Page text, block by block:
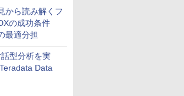
から読み解くフ
の成功条件
最適分担
型分析を実
Data